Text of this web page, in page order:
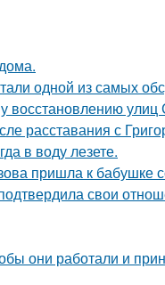
одной из самых
восстановлению
расставания с
в воду лезете.
пришла к бабушке
свои
они работали и